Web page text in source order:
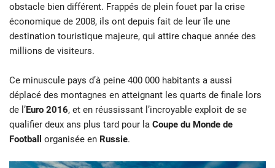
obstacle bien différent. Frappés de plein fouet par la crise
économique de 2008, ils ont depuis fait de leur île une
destination touristique majeure, qui attire chaque année des
millions de visiteurs.
Ce minuscule pays d’à peine 400 000 habitants a aussi
déplacé des montagnes en atteignant les quarts de finale lors
de l’Euro 2016, et en réussissant l’incroyable exploit de se
qualifier deux ans plus tard pour la Coupe du Monde de
Football
organisée en Russie.